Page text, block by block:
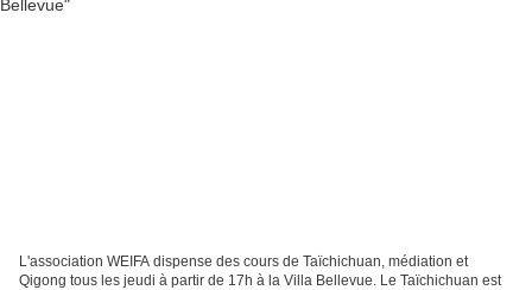
L'association WEIFA dispense des cours de Taïchichuan, médiation et
Qigong tous les jeudi à partir de 17h à la Villa Bellevue. Le Taïchichuan est